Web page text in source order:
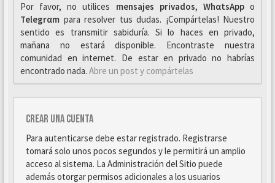
Por favor, no utilices mensajes privados, WhαtsAppo
Telegrαm para resolver tus dudas. ¡Compártelas! Nuestro
sentido es transmitir sabiduría. Si lo haces en privado,
mañana no estará disponible. Encontraste nuestra
comunidad en internet. De estar en privado no habrías
encontrado nada. Abre un post y compártelas
Crear una cuenta
Para autenticarse debe estar registrado. Registrarse
tomará solo unos pocos segundos y le permitirá un amplio
acceso al sistema. La Administración del Sitio puede
además otorgar permisos adicionales a los usuarios